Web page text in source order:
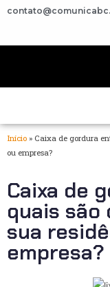
Início » Caixa de gordura
ou empresa?
Caixa de
quais são
sua
empresa?